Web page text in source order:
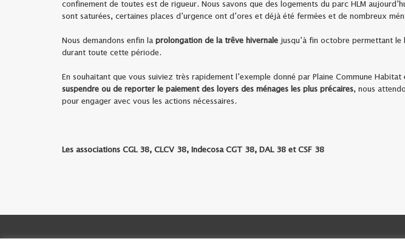
confinement de toutes est de rigueur. Nous savons que des logements du parc HLM
sont saturées, certaines places d’urgence ont d’ores et déjà été fermées et de nombreux
Nous demandons enfin la prolongation de la trêve hivernale jusqu’à fin octobre permettant le
durant toute cette période.
En souhaitant que vous suiviez très rapidement l’exemple donné par Plaine Commune
suspendre ou de reporter le paiement des loyers des ménages les plus précaires, nous
pour engager avec vous les actions nécessaires.
Les associations CGL 38, CLCV 38, Indecosa CGT 38, DAL 38 et CSF 38